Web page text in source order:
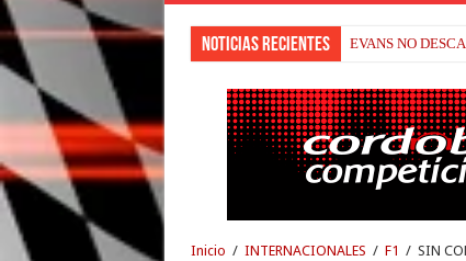
Noticias recientes RAÚL
Inicio / INTERNACIONALES / F1 / SIN